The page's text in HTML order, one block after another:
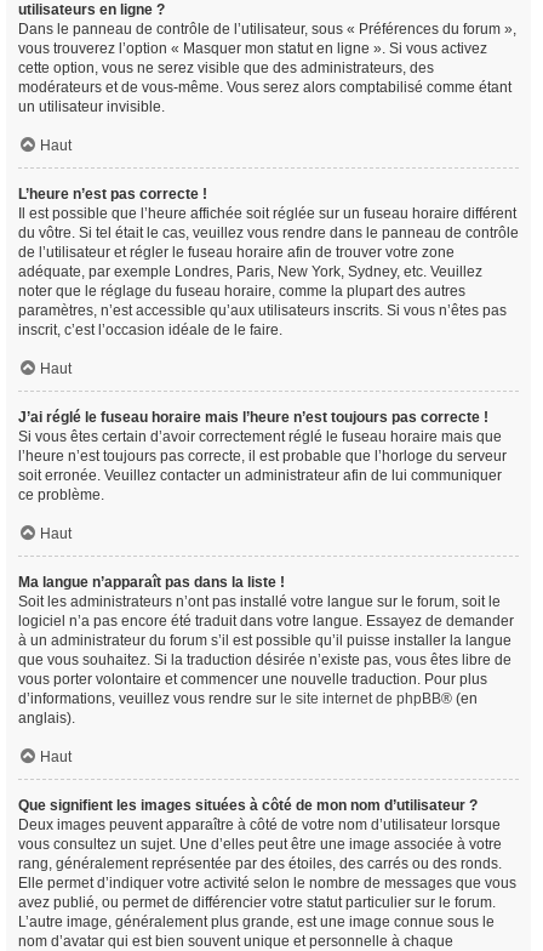
utilisateurs en ligne ?
Dans le panneau de contrôle de l’utilisateur, sous « Préférences du forum »,
vous trouverez l’option « Masquer mon statut en ligne ». Si vous activez
cette option, vous ne serez visible que des administrateurs, des
modérateurs et de vous-même. Vous serez alors comptabilisé comme étant
un utilisateur invisible.
Haut
L’heure n’est pas correcte !
Il est possible que l’heure affichée soit réglée sur un fuseau horaire différent
du vôtre. Si tel était le cas, veuillez vous rendre dans le panneau de contrôle
de l’utilisateur et régler le fuseau horaire afin de trouver votre zone
adéquate, par exemple Londres, Paris, New York, Sydney, etc. Veuillez
noter que le réglage du fuseau horaire, comme la plupart des autres
paramètres, n’est accessible qu’aux utilisateurs inscrits. Si vous n’êtes pas
inscrit, c’est l’occasion idéale de le faire.
Haut
J’ai réglé le fuseau horaire mais l’heure n’est toujours pas correcte !
Si vous êtes certain d’avoir correctement réglé le fuseau horaire mais que
l’heure n’est toujours pas correcte, il est probable que l’horloge du serveur
soit erronée. Veuillez contacter un administrateur afin de lui communiquer
ce problème.
Haut
Ma langue n’apparaît pas dans la liste !
Soit les administrateurs n’ont pas installé votre langue sur le forum, soit le
logiciel n’a pas encore été traduit dans votre langue. Essayez de demander
à un administrateur du forum s’il est possible qu’il puisse installer la langue
que vous souhaitez. Si la traduction désirée n’existe pas, vous êtes libre de
vous porter volontaire et commencer une nouvelle traduction. Pour plus
d’informations, veuillez vous rendre sur le site internet de phpBB® (en
anglais).
Haut
Que signifient les images situées à côté de mon nom d’utilisateur ?
Deux images peuvent apparaître à côté de votre nom d’utilisateur lorsque
vous consultez un sujet. Une d’elles peut être une image associée à votre
rang, généralement représentée par des étoiles, des carrés ou des ronds.
Elle permet d’indiquer votre activité selon le nombre de messages que vous
avez publié, ou permet de différencier votre statut particulier sur le forum.
L’autre image, généralement plus grande, est une image connue sous le
nom d’avatar qui est bien souvent unique et personnelle à chaque